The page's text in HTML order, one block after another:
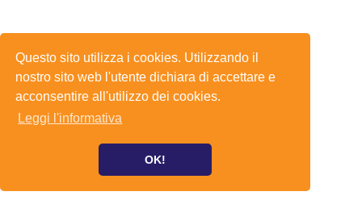
Questo sito utilizza i cookies. Utilizzando il
nostro sito web l'utente dichiara di accettare e
acconsentire all'utilizzo dei cookies.
Leggi l'informativa
OK!